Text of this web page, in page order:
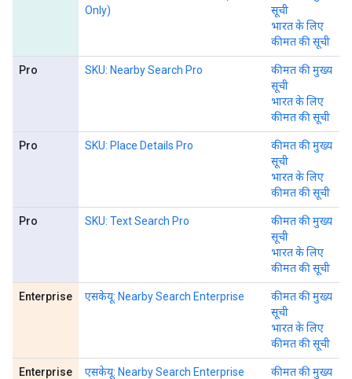
Only)
सूची
भारत के लिए
कीमत की सूची
Pro SKU: Nearby Search Pro
कीमत की मुख्य
सूची
भारत के लिए
कीमत की सूची
Pro SKU: Place Details Pro
कीमत की मुख्य
सूची
भारत के लिए
कीमत की सूची
Pro SKU: Text Search Pro
कीमत की मुख्य
सूची
भारत के लिए
कीमत की सूची
Enterprise एसकेयू: Nearby Search Enterprise
कीमत की मुख्य
सूची
भारत के लिए
कीमत की सूची
Enterprise
एसकेयू: Nearby Search Enterprise
कीमत की मुख्य